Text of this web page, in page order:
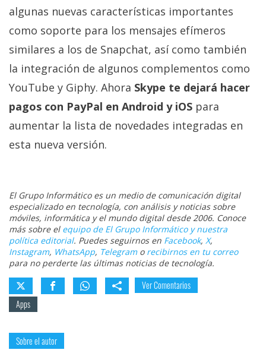
algunas nuevas características importantes
como soporte para los mensajes efímeros
similares a los de Snapchat, así como también
la integración de algunos complementos como
YouTube y Giphy. Ahora Skype te dejará hacer
pagos con PayPal en Android y iOS para
aumentar la lista de novedades integradas en
esta nueva versión.
El Grupo Informático es un medio de comunicación digital
especializado en tecnología, con análisis y noticias sobre
móviles, informática y el mundo digital desde 2006. Conoce
más sobre el equipo de El Grupo Informático y nuestra
política editorial. Puedes seguirnos en Facebook, X,
Instagram, WhatsApp, Telegramo recibirnos en tu correo
para no perderte las últimas noticias de tecnología.
Ver Comentarios
Apps
Sobre el autor